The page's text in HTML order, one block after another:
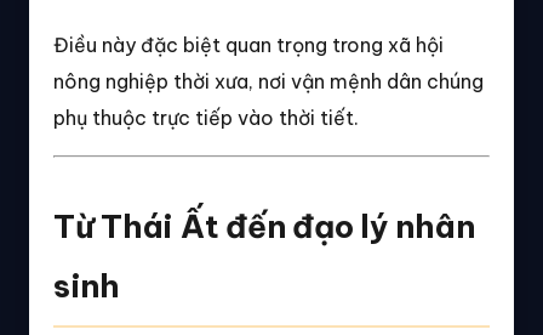
Điều này đặc biệt quan trọng trong xã hội
nông nghiệp thời xưa, nơi vận mệnh dân chúng
phụ thuộc trực tiếp vào thời tiết.
Từ Thái Ất đến đạo lý nhân
sinh